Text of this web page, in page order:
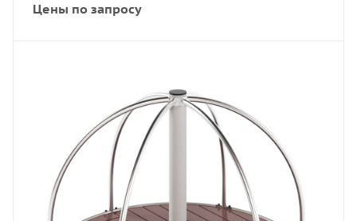
Цены по запросу